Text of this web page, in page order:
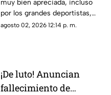
comiendo POC CHUC en
Yucatán; ¿en dónde
está?
muy bien apreciada, incluso
por los grandes deportistas,
Igor Lichnovsky, jugador del
agosto 02, 2026 12:14 p. m.
¡De luto! Anuncian
fallecimiento de